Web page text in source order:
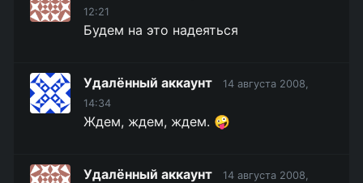
12:21
Будем на это надеяться
Удалённый аккаунт
14 августа 2008,
14:34
Ждем, ждем, ждем. 🤪
Удалённый аккаунт
14 августа 2008,